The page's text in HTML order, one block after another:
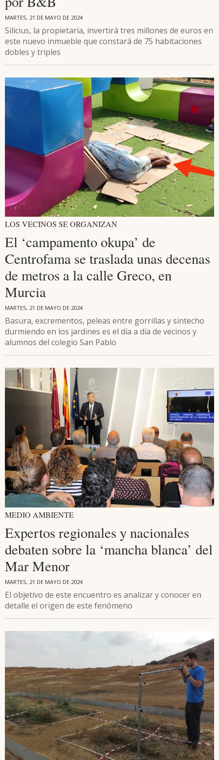
MARTES, 21 DE MAYO DE 2024
Silicius, la propietaria, invertirá tres millones de euros en
este nuevo inmueble que constará de 75 habitaciones
dobles y triples
LOS VECINOS SE ORGANIZAN
El ‘campamento okupa’ de
Centrofama se traslada unas decenas
de metros a la calle Greco, en
Murcia
MARTES, 21 DE MAYO DE 2024
Basura, excrementos, peleas entre gorrillas y sintecho
durmiendo en los jardines es el día a día de vecinos y
alumnos del colegio San Pablo
MEDIO AMBIENTE
Expertos regionales y nacionales
debaten sobre la ‘mancha blanca’ del
Mar Menor
MARTES, 21 DE MAYO DE 2024
El objetivo de este encuentro es analizar y conocer en
detalle el origen de este fenómeno